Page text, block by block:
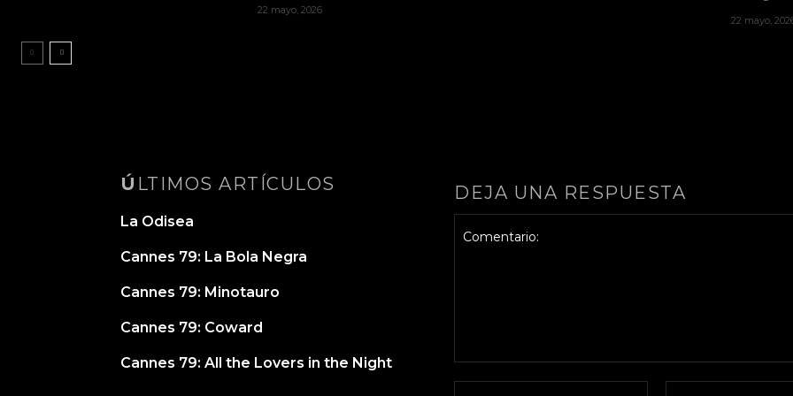
22 mayo, 2026
22 mayo,
ÚLTIMOS ARTÍCULOS
La Odisea
Cannes 79: La Bola Negra
Cannes 79: Minotauro
Cannes 79: Coward
Cannes 79: All the Lovers in the Night
DEJA UNA RESPUESTA